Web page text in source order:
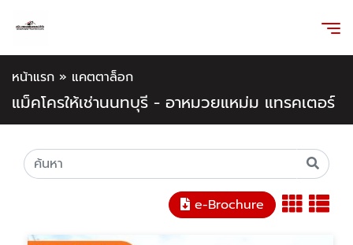
หน้าแรก » แคตตาล็อก
แม็คโครให้เช่านนทบุรี - อาหมวยแหม่ม แทรคเตอร์
e-Brochure